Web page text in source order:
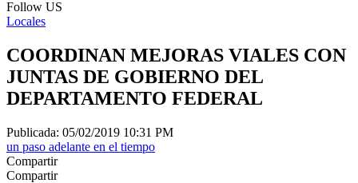
Follow US
Locales
COORDINAN MEJORAS VIALES CON
JUNTAS DE GOBIERNO DEL
DEPARTAMENTO FEDERAL
Publicada: 05/02/2019 10:31 PM
un paso adelante en el tiempo
Compartir
Compartir